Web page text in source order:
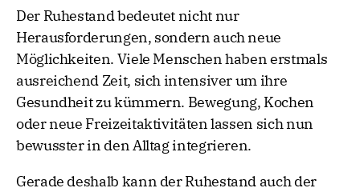
Der Ruhestand bedeutet nicht nur
Herausforderungen, sondern auch neue
Möglichkeiten. Viele Menschen haben erstmals
ausreichend Zeit, sich intensiver um ihre
Gesundheit zu kümmern. Bewegung, Kochen
oder neue Freizeitaktivitäten lassen sich nun
bewusster in den Alltag integrieren.
Gerade deshalb kann der Ruhestand auch der